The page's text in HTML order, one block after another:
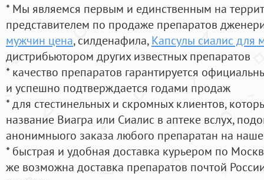
* Мы являемся первым и единственным на
представителем по продаже препаратов
мужчин цена, силденафила, Капсулы сиалис для
дистрибьютором других известных препаратов
* качество препаратов гарантируется
и успешно подтверждается годами продаж
* для стестинельных и скромных клиентов,
название Виагра или Сиалис в аптеке вслух,
анонимныого заказа любого препаратан на
* быстрая и удобная доставка курьером по
же возможна доставка препаратов почтой